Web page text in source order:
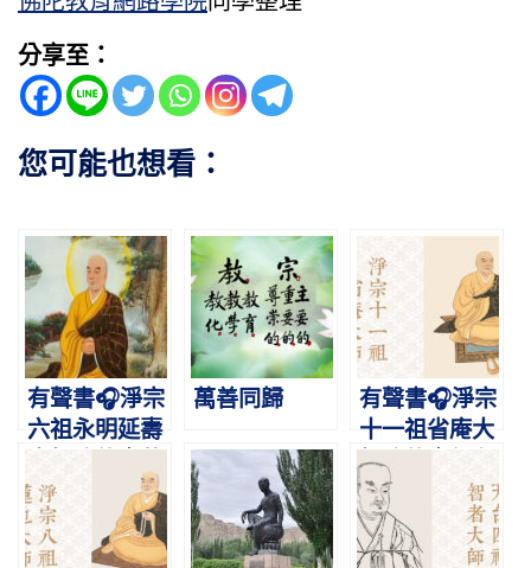
分享至：
您可能也想看：
有聲書🎧淨宗
六祖永明延壽
善莊嚴淨土
萬善同歸
有聲書🎧淨宗
十一祖省庵大
師略傳｜行在
梵網，志在西
方